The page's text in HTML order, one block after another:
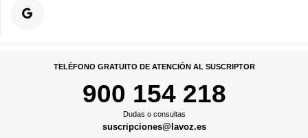
TELÉFONO GRATUITO DE ATENCIÓN AL SUSCRIPTOR
900 154 218
Dudas o consultas
suscripciones@lavoz.es